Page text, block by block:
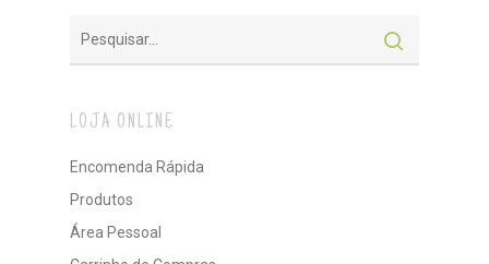
LOJA ONLINE
Encomenda Rápida
Produtos
Área Pessoal